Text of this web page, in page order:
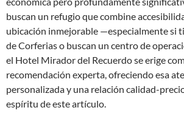
buscan un refugio que combine
ubicación inmejorable —especialmente si
de Corferias o buscan un centro de
el Hotel Mirador del Recuerdo se erige
recomendación experta, ofreciendo esa
personalizada y una relación calidad-
espíritu de este artículo.